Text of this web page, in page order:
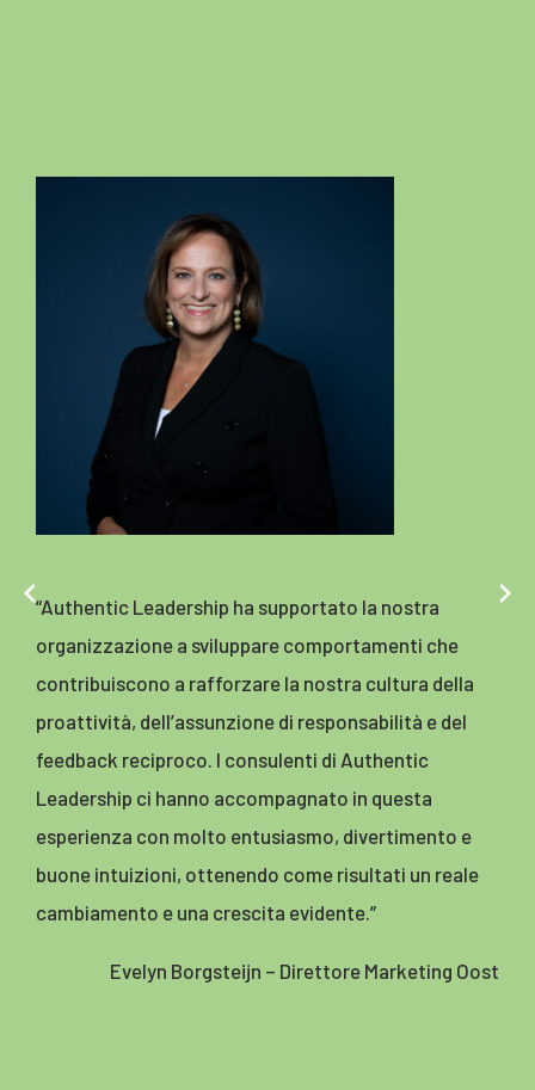
“Authentic Leadership ha implementato un
successo in tutta l’organizzazione della VGZ. A
distanza di anni, riconosciamo ancora l’impatto del
programma nell’analisi, nell’approccio e nella
comunicazione. In altre parole, l’impatto è
sostenibile. Il team di AL ha offerto un programma su
misura per la VGZ e, cosa ancora più importante, ha
implementato il programma secondo il principio
della “formazione dei formatori”. Questo ci permette
di mantenere viva la filosofia, replicare l’approccio,
nell’organizzazione”.